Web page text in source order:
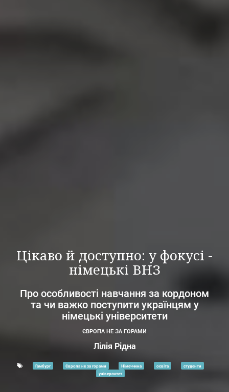
Цікаво й доступно: у фокусі -
німецькі ВНЗ
Про особливості навчання за кордоном
та чи важко поступити українцям у
німецькі університети
ЄВРОПА НЕ ЗА ГОРАМИ
Лілія Рідна
Гамбург Європа не за горами Німеччина освіта
студенти
університет